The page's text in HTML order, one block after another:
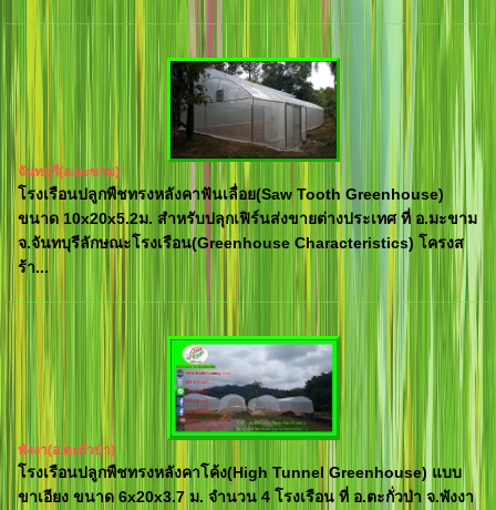
จันทบุรี(อ.มะขาม)
โรงเรือนปลูกพืชทรงหลังคาฟันเลื่อย(Saw Tooth Greenhouse)
ขนาด 10x20x5.2ม. สำหรับปลุกเฟิร์นส่งขายต่างประเทศ ที่ อ.มะขาม
จ.จันทบุรีลักษณะโรงเรือน(Greenhouse Characteristics) โครงส
ร้า...
พังงา(อ.ตะกั่วป่า)
โรงเรือนปลูกพืชทรงหลังคาโค้ง(High Tunnel Greenhouse) แบบ
ขาเอียง ขนาด 6x20x3.7 ม. จำนวน 4 โรงเรือน ที่ อ.ตะกั่วป่า จ.พังงา